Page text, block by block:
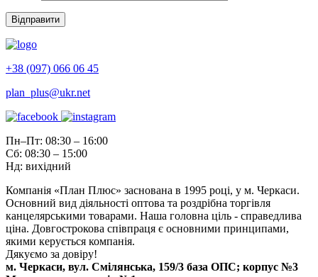
+38 (097) 066 06 45
plan_plus@ukr.net
Пн–Пт: 08:30 – 16:00
Сб: 08:30 – 15:00
Нд: вихідний
Компанія «План Плюс» заснована в 1995 році, у м. Черкаси.
Основний вид діяльності оптова та роздрібна торгівля
канцелярськими товарами. Наша головна ціль - справедлива
ціна. Довгострокова співпраця є основними принципами,
якими керується компанія.
Дякуємо за довіру!
м. Черкаси, вул. Смілянська, 159/3 база ОПС; корпус №3